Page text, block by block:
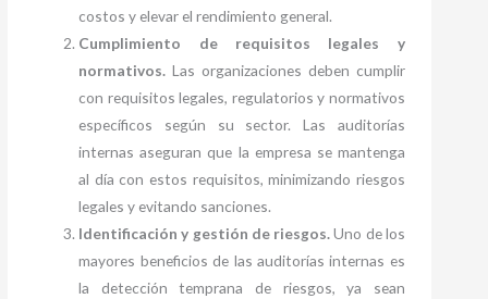
costos y elevar el rendimiento general.
Cumplimiento de requisitos legales y
normativos. Las organizaciones deben cumplir
con requisitos legales, regulatorios y normativos
específicos según su sector. Las auditorías
internas aseguran que la empresa se mantenga
al día con estos requisitos, minimizando riesgos
legales y evitando sanciones.
Identificación y gestión de riesgos.Uno de los
mayores beneficios de las auditorías internas es
la detección temprana de riesgos, ya sean